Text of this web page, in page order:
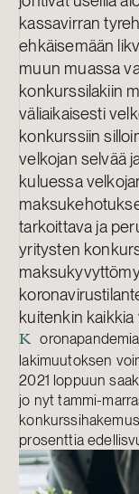
kassavirran
ehkäisemään
muun muassa
konkurssilakiin
väliaikaisesti
konkurssiin
velkojan selvää
kuluessa
tarkoittava ja
yritysten
kuitenkin kaikkia
K
lakimuutoksen
2021 loppuun
jo nyt tammi-
prosenttia